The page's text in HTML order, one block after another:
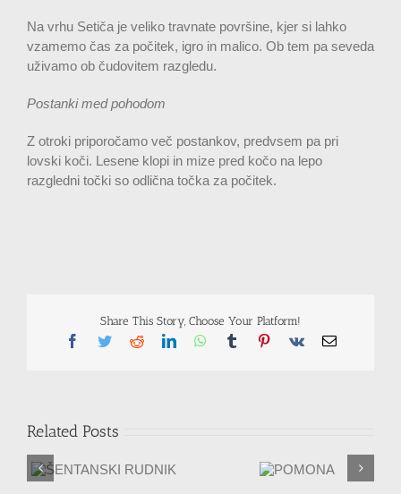
Na vrhu Setiča je veliko travnate površine, kjer si lahko
vzamemo čas za počitek, igro in malico. Ob tem pa seveda
uživamo ob čudovitem razgledu.
Postanki med pohodom
Z otroki priporočamo več postankov, predvsem pa pri
lovski koči. Lesene klopi in mize pred kočo na lepo
razgledni točki so odlična točka za počitek.
Share This Story, Choose Your Platform!
Facebook
TwitterRedditLinkedInWhatsApp
TumblrPinterest
Vk Email
Related Posts
STARA ŽELEZARNA